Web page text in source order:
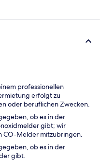
professionellen
erfolgt zu
oder beruflichen Zwecken.
ob es in der
gibt; wir
CO-Melder mitzubringen.
ob es in der
gibt.